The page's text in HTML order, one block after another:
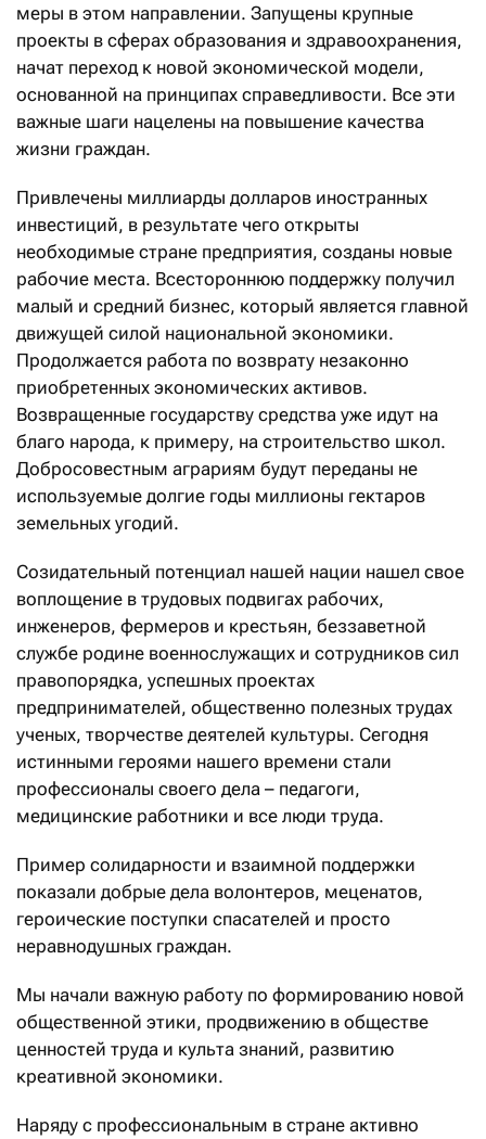
меры в этом направлении. Запущены крупные
проекты в сферах образования и здравоохранения,
начат переход к новой экономической модели,
основанной на принципах справедливости. Все эти
важные шаги нацелены на повышение качества
жизни граждан.
Привлечены миллиарды долларов иностранных
инвестиций, в результате чего открыты
необходимые стране предприятия, созданы новые
рабочие места. Всестороннюю поддержку получил
малый и средний бизнес, который является главной
движущей силой национальной экономики.
Продолжается работа по возврату незаконно
приобретенных экономических активов.
Возвращенные государству средства уже идут на
благо народа, к примеру, на строительство школ.
Добросовестным аграриям будут переданы не
используемые долгие годы миллионы гектаров
земельных угодий.
Созидательный потенциал нашей нации нашел свое
воплощение в трудовых подвигах рабочих,
инженеров, фермеров и крестьян, беззаветной
службе родине военнослужащих и сотрудников сил
правопорядка, успешных проектах
предпринимателей, общественно полезных трудах
ученых, творчестве деятелей культуры. Сегодня
истинными героями нашего времени стали
профессионалы своего дела – педагоги,
медицинские работники и все люди труда.
Пример солидарности и взаимной поддержки
показали добрые дела волонтеров, меценатов,
героические поступки спасателей и просто
неравнодушных граждан.
Мы начали важную работу по формированию новой
общественной этики, продвижению в обществе
ценностей труда и культа знаний, развитию
креативной экономики.
Наряду с профессиональным в стране активно